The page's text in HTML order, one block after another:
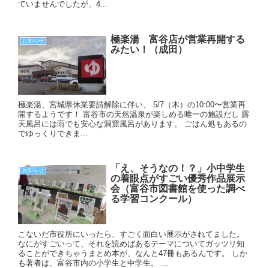
ていませんでしたが、4...
お知らせ
極楽湯 富谷店が営業再開する
みたい！（成田）
極楽湯、宮城県休業要請解除に伴い、 5/7（木）の10:00〜営業再
開するようです！ 富谷市の天然温泉が楽しめる唯一の施設だし 露
天風呂には雨でも安心な洞窟風呂があります。 ごはん処もあるの
でゆっくりできま...
お知らせ
「え、そうなの！？」小中学生
の着眼点がすごい優秀作品展示
会（富谷市図書館を使った調べ
る学習コンクール）
こないだ市役所にいったら、すごく面白い展示がされてました。
なにがすごいって、それを読めばあるテーマについてガッツリ知
ることができちゃうまとめ本が、なんと47冊もあるんです。 しか
も著者は、富谷市内の小学生と中学生。 ...